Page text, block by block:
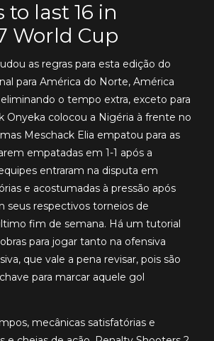
to last 16 in
World Cup
as regras para esta edição do
para América do Norte, América
eliminando o tempo extra, exceto para
Onyeka colocou a Nigéria à frente no
Meschack Elia empatou para as
empatadas em 1-1 após a
entraram na disputa em
e acostumadas à pressão após
seus respectivos torneios de
fim de semana. Há um tutorial
para jogar tanto na ofensiva
que vale a pena revisar, pois são
para marcar aquele gol
mecânicas satisfatórias e